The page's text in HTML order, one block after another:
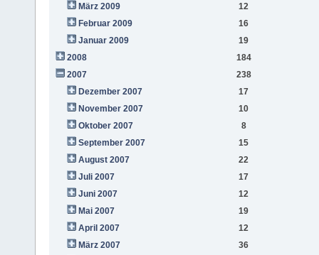
März 2009
12
Februar 2009
16
Januar 2009
19
2008
184
2007
238
Dezember 2007
17
November 2007
10
Oktober 2007
8
September 2007
15
August 2007
22
Juli 2007
17
Juni 2007
12
Mai 2007
19
April 2007
12
März 2007
36